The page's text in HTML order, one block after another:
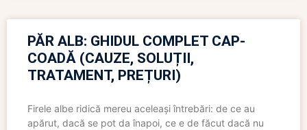
PĂR ALB: GHIDUL COMPLET CAP-
COADĂ (CAUZE, SOLUȚII,
TRATAMENT, PREȚURI)
Firele albe ridică mereu aceleași întrebări: de ce au
apărut, dacă se pot da înapoi, ce e de făcut dacă nu